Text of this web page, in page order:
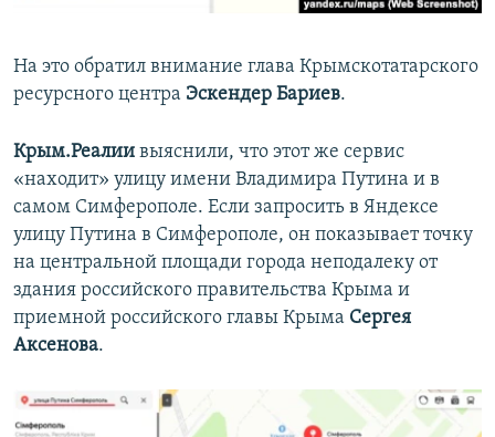
На это обратил внимание глава Крымскотатарского
ресурсного центра Эскендер Бариев.
Крым.Реалии выяснили, что этот же сервис
«находит» улицу имени Владимира Путина и в
самом Симферополе. Если запросить в Яндексе
улицу Путина в Симферополе, он показывает точку
на центральной площади города неподалеку от
здания российского правительства Крыма и
приемной российского главы Крыма Сергея
Аксенова.